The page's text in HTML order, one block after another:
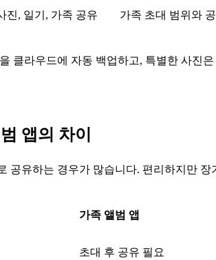
진, 일기, 가족 공유 가족 초대 범위와
클라우드에 자동 백업하고, 특별한 사진
앱의 차이
공유하는 경우가 많습니다. 편리하지만
가족 앨범 앱
초대 후 공유 필요